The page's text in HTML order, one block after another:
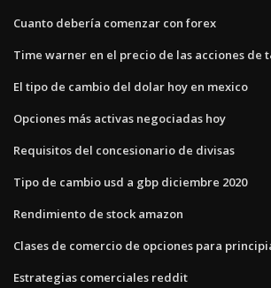
Cuanto debería comenzar con forex
Time warner en el precio de las acciones de
El tipo de cambio del dolar hoy en mexico
Opciones más activas negociadas hoy
Requisitos del concesionario de divisas
Tipo de cambio usd a gbp diciembre 2020
Rendimiento de stock amazon
Clases de comercio de opciones para
Estrategias comerciales reddit